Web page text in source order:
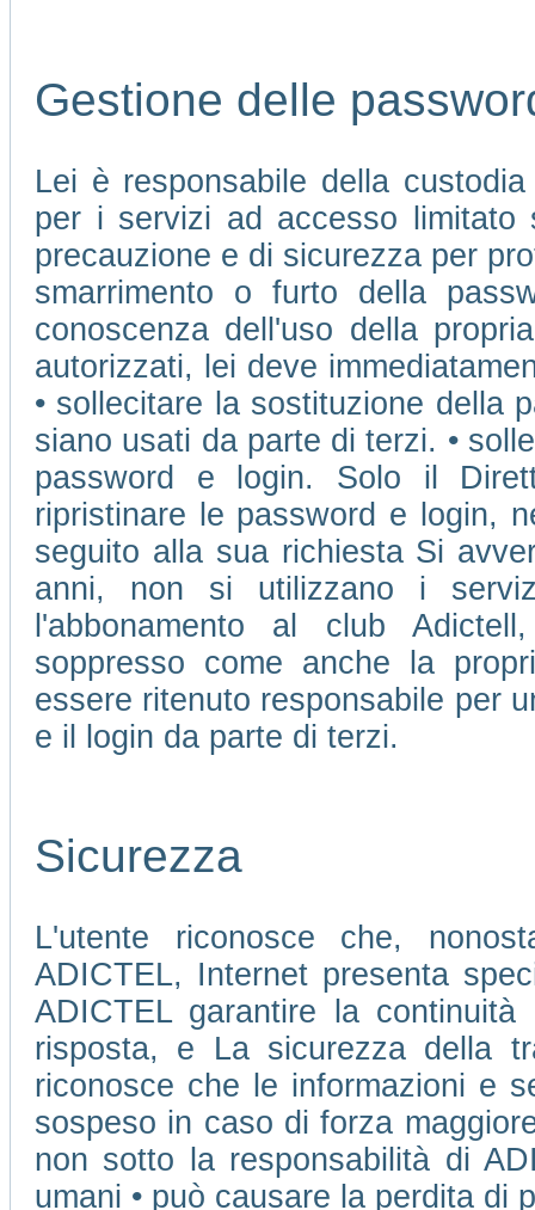
Gestione delle
Lei è responsabile della
per i servizi ad accesso
precauzione e di sicurezza per
smarrimento o furto della
conoscenza dell'uso della
autorizzati, lei deve
• sollecitare la sostituzione della
siano usati da parte di terzi. •
password e login. Solo il
ripristinare le password e login,
seguito alla sua richiesta Si
anni, non si utilizzano i
l'abbonamento al club
soppresso come anche la
essere ritenuto responsabile per
e il login da parte di terzi.
Sicurezza
L'utente riconosce che,
ADICTEL, Internet presenta
ADICTEL garantire la
risposta, e La sicurezza della
riconosce che le informazioni e
sospeso in caso di forza
non sotto la responsabilità di
umani • può causare la perdita di